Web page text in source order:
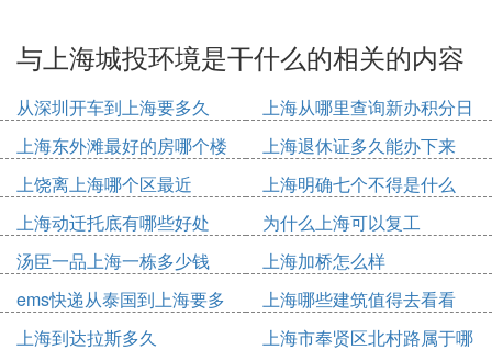
8万吨。
“十二五”期间，城投总公司将在市委、市政府的领导
下，深入贯彻落实科学发展观，积极顺应新形势新要
求新变化，紧紧围绕上海“四个中心”和社会主义现代
化国际化大都市建设的大局，以完善城市基础设施能
力、提升服务保障水平为根本目的，以深化改革整合
资源、拓展市场提高绩效为主要引擎，以建立社会责
任管理体系、注重科技和人才开发为主要手段，积极
履行政府投融资主体、重大工程建设主体、城市安全
运营主体职责，安全、优质、高效完成投资、建设任
务，不断提高城市基础设施服务保障能力和应急能
与上海城投环境是干什么的相关的内容
从深圳开车到上海要多久
上海从哪里查询新办积分日
期
上海东外滩最好的房哪个楼
上海退休证多久能办下来
上饶离上海哪个区最近
上海明确七个不得是什么
上海动迁托底有哪些好处
为什么上海可以复工
汤臣一品上海一栋多少钱
上海加桥怎么样
ems快递从泰国到上海要多
久
上海哪些建筑值得去看看
上海到达拉斯多久
上海市奉贤区北村路属于哪